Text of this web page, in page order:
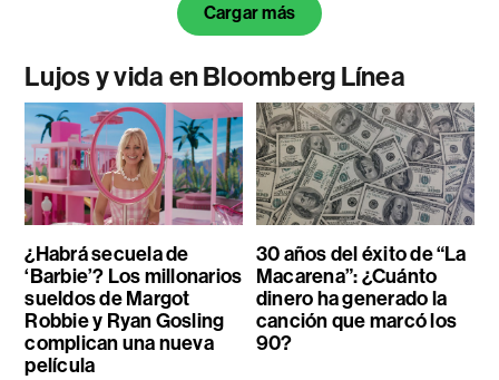
Cargar más
Lujos y vida en Bloomberg Línea
¿Habrá secuela de
‘Barbie’? Los millonarios
sueldos de Margot
Robbie y Ryan Gosling
complican una nueva
película
30 años del éxito de “La
Macarena”: ¿Cuánto
dinero ha generado la
canción que marcó los
90?